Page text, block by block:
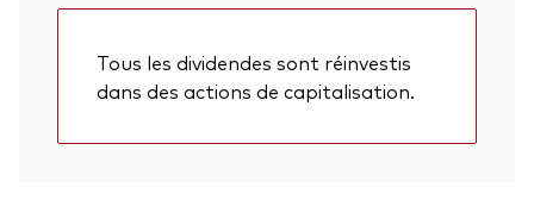
Tous les dividendes sont réinvestis
dans des actions de capitalisation.